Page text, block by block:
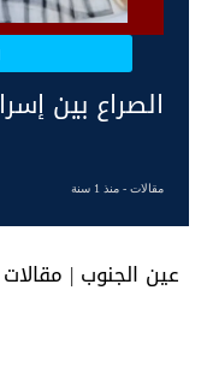
الصراع بين
مقالات- منذ 1 سنة
عين الجنوب | مقالات